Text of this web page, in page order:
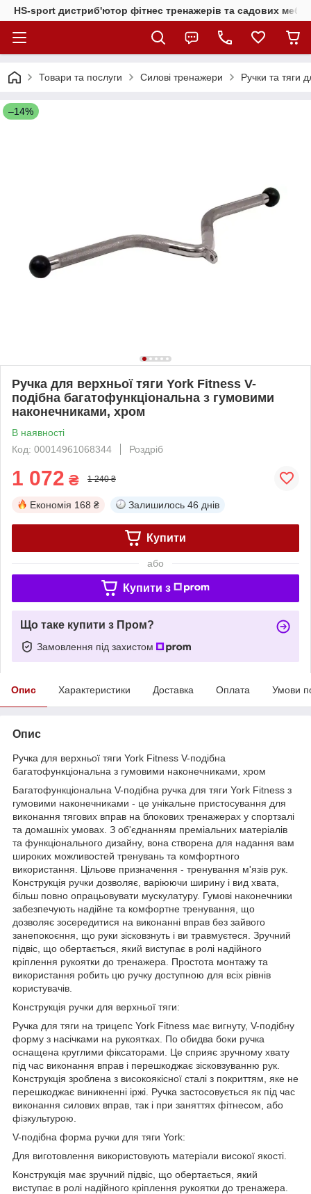
HS-sport дистриб'ютор фітнес тренажерів та садових
Товари та послуги Силові тренажери Ручки та тяги
–14%
Ручка для верхньої тяги York Fitness V-
подібна багатофункціональна з гумовими
наконечниками, хром
В наявності
Код: 00014961068344
Роздріб
1 072 ₴ 1 240 ₴
Економія 168 ₴ Залишилось 46 днів
Купити
або
Купити з
Що таке купити з Пром?
Замовлення під захистом
Опис Характеристики Доставка Оплата Умови
Опис
Ручка для верхньої тяги York Fitness V-подібна
багатофункціональна з гумовими наконечниками, хром
Багатофункціональна V-подібна ручка для тяги York Fitness з
гумовими наконечниками - це унікальне пристосування для
виконання тягових вправ на блокових тренажерах у спортзалі
та домашніх умовах. З об'єднанням преміальних матеріалів
та функціонального дизайну, вона створена для надання вам
широких можливостей тренувань та комфортного
використання. Цільове призначення - тренування м'язів рук.
Конструкція ручки дозволяє, варіюючи ширину і вид хвата,
більш повно опрацьовувати мускулатуру. Гумові наконечники
забезпечують надійне та комфортне тренування, що
дозволяє зосередитися на виконанні вправ без зайвого
занепокоєння, що руки зісковзнуть і ви травмуєтеся. Зручний
підвіс, що обертається, який виступає в ролі надійного
кріплення рукоятки до тренажера. Простота монтажу та
використання робить цю ручку доступною для всіх рівнів
користувачів.
Конструкція ручки для верхньої тяги:
Ручка для тяги на трицепс York Fitness має вигнуту, V-подібну
форму з насічками на рукоятках. По обидва боки ручка
оснащена круглими фіксаторами. Це сприяє зручному хвату
під час виконання вправ і перешкоджає зісковзуванню рук.
Конструкція зроблена з високоякісної сталі з покриттям, яке не
перешкоджає виникненні іржі. Ручка застосовується як під час
виконання силових вправ, так і при заняттях фітнесом, або
фізкультурою.
V-подібна форма ручки для тяги York:
Для виготовлення використовують матеріали високої якості.
Конструкція має зручний підвіс, що обертається, який
виступає в ролі надійного кріплення рукоятки до тренажера.